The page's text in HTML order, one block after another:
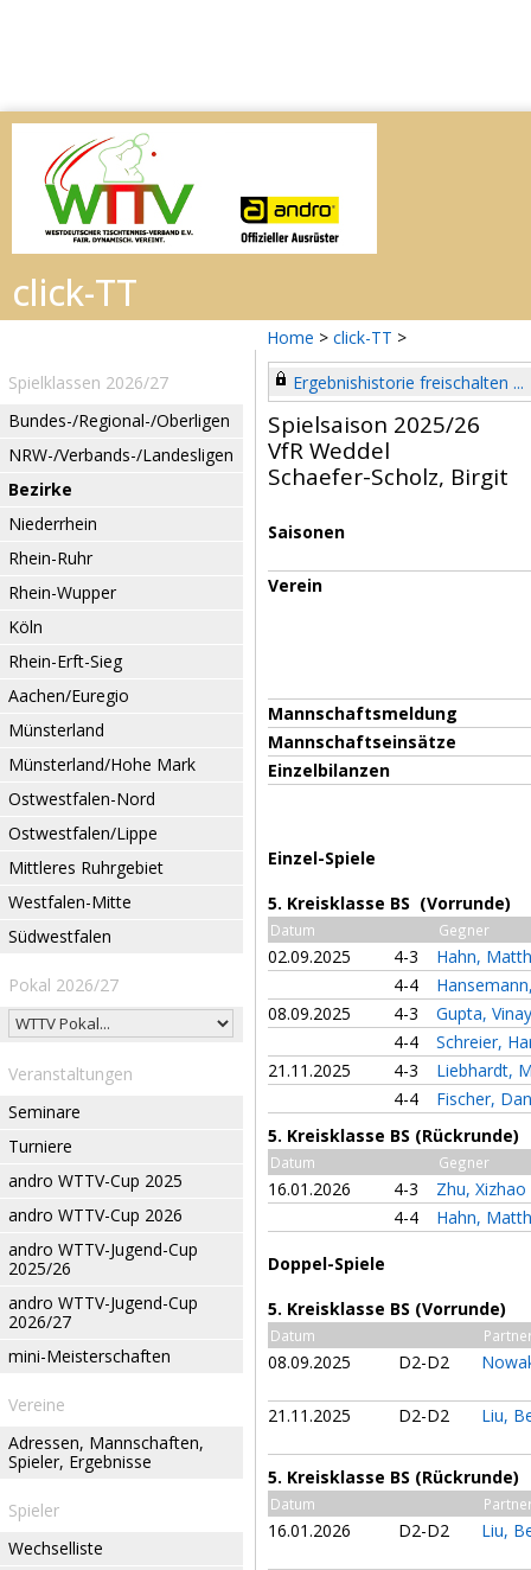
Home > click-TT >
Spielklassen 2026/27
Bundes-/Regional-/Oberligen
NRW-/Verbands-/Landesligen
Bezirke
Niederrhein
Rhein-Ruhr
Rhein-Wupper
Köln
Rhein-Erft-Sieg
Aachen/Euregio
Münsterland
Münsterland/Hohe Mark
Ostwestfalen-Nord
Ostwestfalen/Lippe
Mittleres Ruhrgebiet
Westfalen-Mitte
Südwestfalen
Pokal 2026/27
Veranstaltungen
Seminare
Turniere
andro WTTV-Cup 2025
andro WTTV-Cup 2026
andro WTTV-Jugend-Cup
2025/26
andro WTTV-Jugend-Cup
2026/27
mini-Meisterschaften
Vereine
Adressen, Mannschaften,
Spieler, Ergebnisse
Spieler
Wechselliste
Ergebnishistorie freischalten ...
Spielsaison 2025/26
VfR Weddel
Schaefer-Scholz, Birgit
Saisonen
Verein
Mannschaftsmeldung
Mannschaftseinsätze
Einzelbilanzen
Einzel-Spiele
5. Kreisklasse BS (Vorrunde)
Datum Gegner
02.09.2025 4-3
Hahn,
4-4
08.09.2025
4-3
Gupta,
4-4
Schreier,
21.11.2025
4-3
Liebhardt,
4-4
Fischer,
5. Kreisklasse BS (Rückrunde)
Datum Gegner
16.01.2026 4-3
Zhu, Xizhao
4-4
Hahn,
Doppel-Spiele
5. Kreisklasse BS (Vorrunde)
Datum
08.09.2025 D2-D2
21.11.2025 D2-D2 Liu,
5. Kreisklasse BS (Rückrunde)
Datum
16.01.2026 D2-D2 Liu,